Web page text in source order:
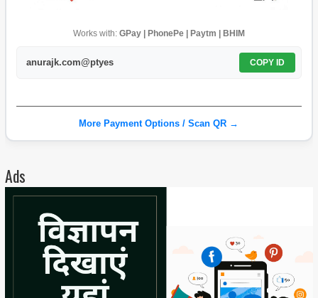
Works with: GPay | PhonePe | Paytm | BHIM
anurajk.com@ptyes COPY ID
More Payment Options / Scan QR →
Ads